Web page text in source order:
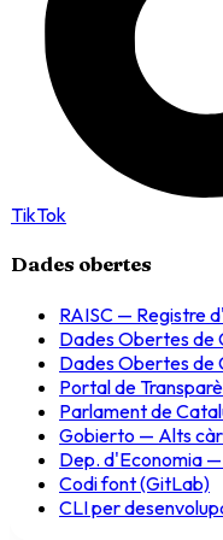
TikTok
Dades obertes
RAISC — Registre
Dades Obertes de
Dades Obertes de
Portal de
Parlament de
Gobierto — Alts
Dep. d'Economia
Codi font (GitLab)
CLI per